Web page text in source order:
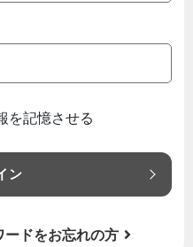
を記憶させる
ン
ードをお忘れの方